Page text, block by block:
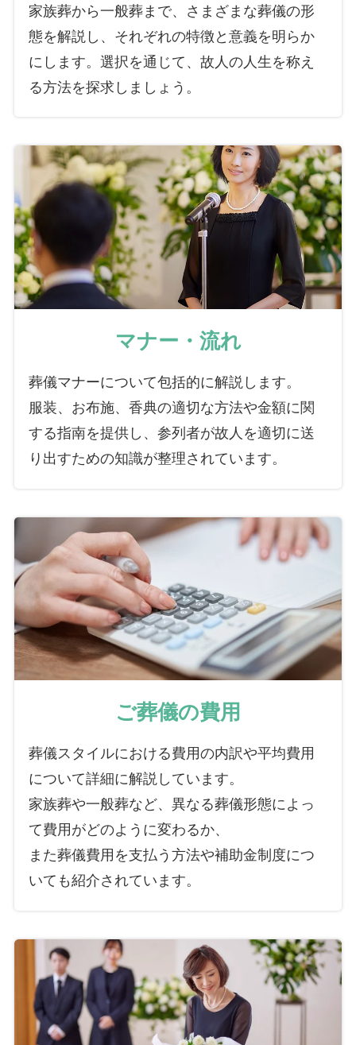
家族葬から一般葬まで、さまざまな葬儀の形
態を解説し、それぞれの特徴と意義を明らか
にします。選択を通じて、故人の人生を称え
る方法を探求しましょう。
マナー・流れ
葬儀マナーについて包括的に解説します。
服装、お布施、香典の適切な方法や金額に関
する指南を提供し、参列者が故人を適切に送
り出すための知識が整理されています。
ご葬儀の費用
葬儀スタイルにおける費用の内訳や平均費用
について詳細に解説しています。
家族葬や一般葬など、異なる葬儀形態によっ
て費用がどのように変わるか、
また葬儀費用を支払う方法や補助金制度につ
いても紹介されています。